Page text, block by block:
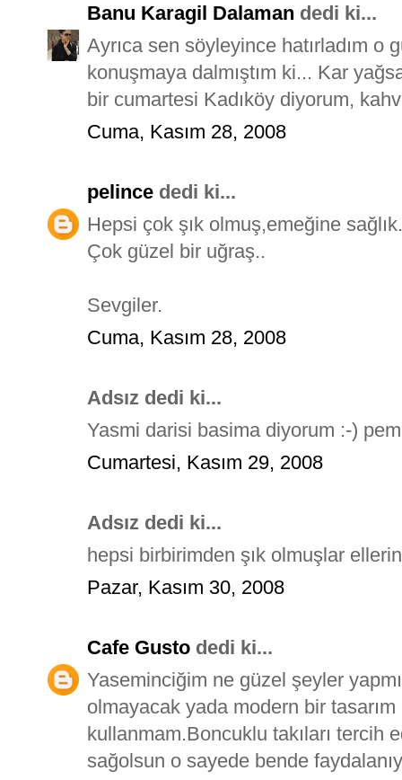
Banu Karagil Dalaman dedi ki...
Ayrıca sen söyleyince hatırladım o
konuşmaya dalmıştım ki... Kar
bir cumartesi Kadıköy diyorum,
Cuma, Kasım 28, 2008
pelince dedi ki...
Hepsi çok şık olmuş,emeğine
Çok güzel bir uğraş..
Sevgiler.
Cuma, Kasım 28, 2008
Adsız dedi ki...
Yasmi darisi basima diyorum :-)
Cumartesi, Kasım 29, 2008
Adsız dedi ki...
hepsi birbirimden şık olmuşlar
Pazar, Kasım 30, 2008
Cafe Gusto dedi ki...
Yaseminciğim ne güzel şeyler
olmayacak yada modern bir
kullanmam.Boncuklu takıları tercih
sağolsun o sayede bende